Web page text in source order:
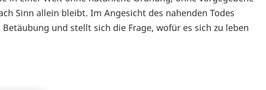
Sinn allein bleibt. Im Angesicht des nahenden Todes
und stellt sich die Frage, wofür es sich zu leben